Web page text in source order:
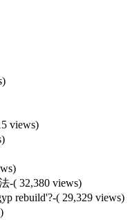
views)
-( 32,380 views)
rebuild'?-( 29,329 views)